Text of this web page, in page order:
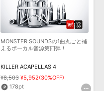
MONSTER SOUNDSの1曲丸ごと補
えるボーカル音源第四弾！
KILLER ACAPELLAS 4
¥8,503 ¥5,952(30%OFF)
178pt